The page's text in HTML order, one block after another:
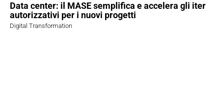
Data center: il MASE semplifica e accelera gli iter
autorizzativi per i nuovi progetti
Digital Transformation